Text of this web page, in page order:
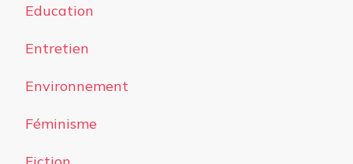
Education
Entretien
Environnement
Féminisme